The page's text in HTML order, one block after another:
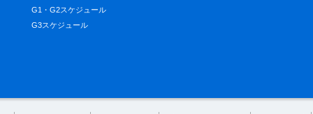
G1・G2スケジュール
G3スケジュール